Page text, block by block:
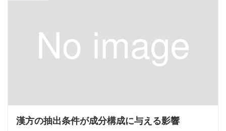
漢方の抽出条件が成分構成に与える影響